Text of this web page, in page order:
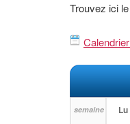
Trouvez ici
semaine Lu